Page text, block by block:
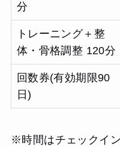
分
トレーニング＋整
体・骨格調整 120分
回数券(有効期限90
日)
※時間はチェックイ